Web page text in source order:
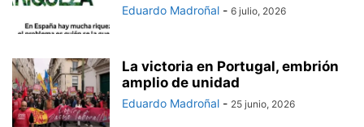
Eduardo Madroñal - 6 julio, 2026
La victoria en Portugal, embrión
amplio de unidad
Eduardo Madroñal - 25 junio, 2026